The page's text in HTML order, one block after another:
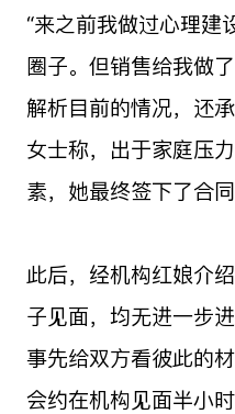
“来之前我做过心理建
圈子。但销售给我做
解析目前的情况，还
女士称，出于家庭压
素，她最终签下了合
此后，经机构红娘介
子见面，均无进一步
事先给双方看彼此的
会约在机构见面半小